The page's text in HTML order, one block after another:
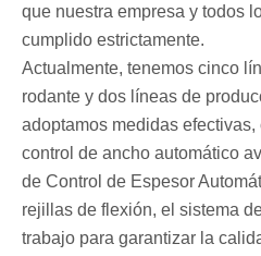
que nuestra empresa y todos
cumplido estrictamente.
Actualmente, tenemos cinco
rodante y dos líneas de
adoptamos medidas
control de ancho automático
de Control de Espesor
rejillas de flexión, el sistema
trabajo para garantizar la